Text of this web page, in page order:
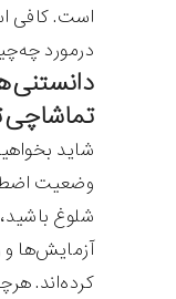
است. کافی
درمورد
تماشاچی
شاید
وضعیت
شلوغ
آزمایش‌ها و
کرده‌اند.